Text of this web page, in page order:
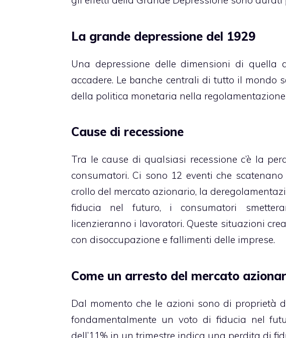
La grande depressione del 1929
Una depressione delle dimensioni di quella
accadere. Le banche centrali di tutto il mondo
della politica monetaria nella regolamentazione
Cause di recessione
Tra le cause di qualsiasi recessione c’è la
consumatori. Ci sono 12 eventi che
crollo del mercato azionario, la
fiducia nel futuro, i consumatori
licenzieranno i lavoratori. Queste situazioni
con disoccupazione e fallimenti delle imprese.
Come un arresto del mercato
Dal momento che le azioni sono di proprietà
fondamentalmente un voto di fiducia nel
dell’11% in un trimestre indica una perdita di